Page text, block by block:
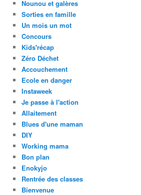
Nounou et galères
Sorties en famille
Un mois un mot
Concours
Kids'récap
Zéro Déchet
Accouchement
Ecole en danger
Instaweek
Je passe à l'action
Allaitement
Blues d'une maman
DIY
Working mama
Bon plan
Enokyjo
Rentrée des classes
Bienvenue